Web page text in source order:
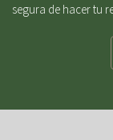
segura de hacer tu